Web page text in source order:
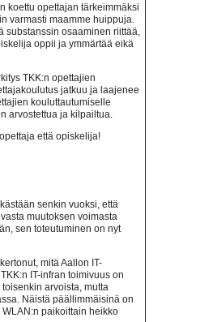
koettu opettajan tärkeimmäksi
varmasti maamme huippuja.
substanssin osaaminen riittää,
oppii ja ymmärtää eikä
TKK:n opettajien
jatkuu ja laajenee
kouluttautumiselle
arvostettua ja kilpailtua.
että opiskelija!
senkin vuoksi, että
muutoksen voimasta
sen toteutuminen on nyt
mitä Aallon IT-
IT-infran toimivuus on
arvoista, mutta
Näistä päällimmäisinä on
paikoittain heikko